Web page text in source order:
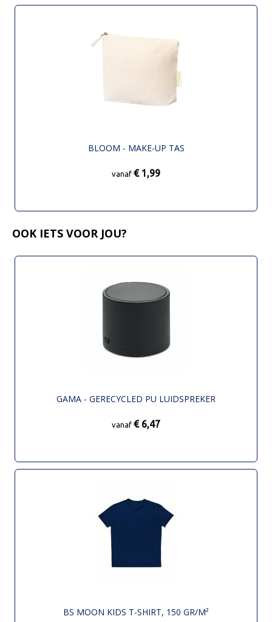
BLOOM - MAKE-UP TAS
vanaf € 1,99
OOK IETS VOOR JOU?
GAMA - GERECYCLED PU LUIDSPREKER
vanaf € 6,47
BS MOON KIDS T-SHIRT, 150 GR/M²